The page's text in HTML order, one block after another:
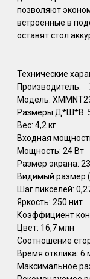
позволяют
встроенные в
оставят стол
Технические
Производитель:
Модель:
Размеры Д*Ш*В:
Вес: 4,2 кг
Входная
Мощность: 24 Вт
Размер экрана:
Видимый размер
Шаг пикселей:
Яркость: 250 нит
Коэффициент
Цвет: 16,7 млн
Соотношение
Время отклика: 6
Максимальное